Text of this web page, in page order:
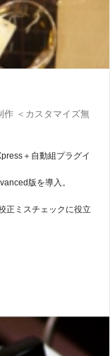
作 ＜カスタマイズ無
＋自動組プラグイ
版を導入。
正ミスチェックに役立